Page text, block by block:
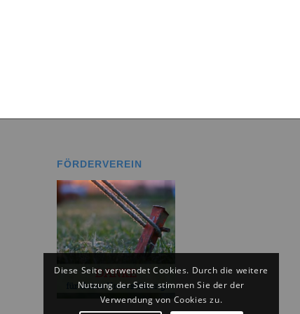
FÖRDERVEREIN
Diese Seite verwendet Cookies. Durch die weitere
Nutzung der Seite stimmen Sie der der
Verwendung von Cookies zu.